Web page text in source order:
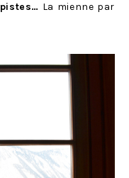
La mienne par